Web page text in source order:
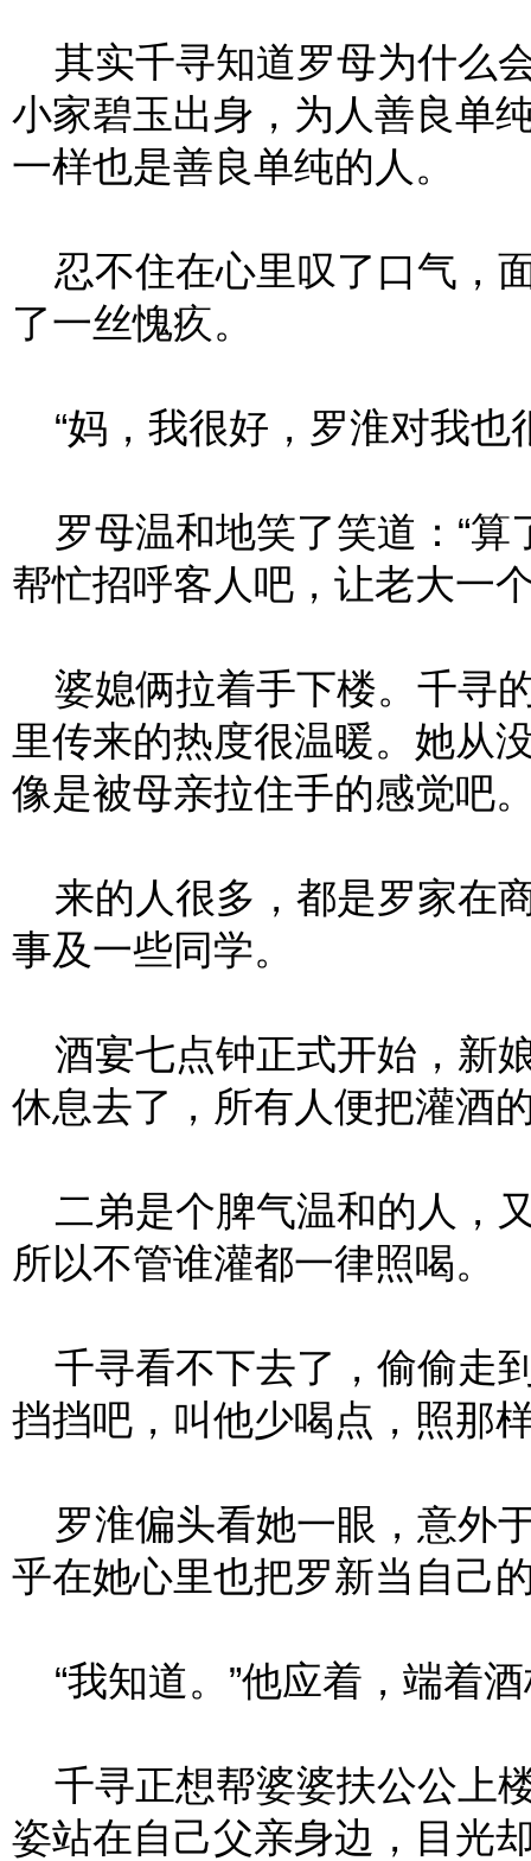
其实千寻知道罗母为什么
小家碧玉出身，为人善良单
一样也是善良单纯的人。
忍不住在心里叹了口气，
了一丝愧疚。
“妈，我很好，罗淮对我也
罗母温和地笑了笑道：“算
帮忙招呼客人吧，让老大一
婆媳俩拉着手下楼。千寻
里传来的热度很温暖。她从
像是被母亲拉住手的感觉吧
来的人很多，都是罗家在
事及一些同学。
酒宴七点钟正式开始，新
休息去了，所有人便把灌酒
二弟是个脾气温和的人，
所以不管谁灌都一律照喝。
千寻看不下去了，偷偷走
挡挡吧，叫他少喝点，照那
罗淮偏头看她一眼，意外
乎在她心里也把罗新当自己
“我知道。”他应着，端着
千寻正想帮婆婆扶公公上
姿站在自己父亲身边，目光